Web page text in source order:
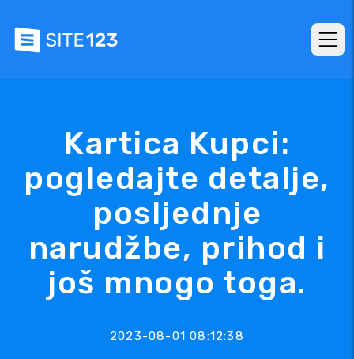
Kartica Kupci:
pogledajte detalje,
posljednje
narudžbe, prihod i
još mnogo toga.
2023-08-01 08:12:38